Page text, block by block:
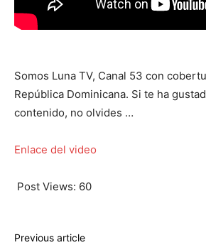
Somos Luna TV, Canal 53 con
República Dominicana. Si te ha
contenido, no olvides …
Enlace del video
Post Views: 60
Previous article